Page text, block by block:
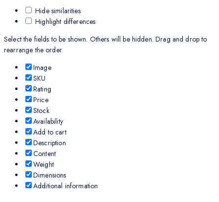
Hide similarities
Highlight differences
Select the fields to be shown. Others will be hidden. Drag and drop to
rearrange the order.
Image
SKU
Rating
Price
Stock
Availability
Add to cart
Description
Content
Weight
Dimensions
Additional information